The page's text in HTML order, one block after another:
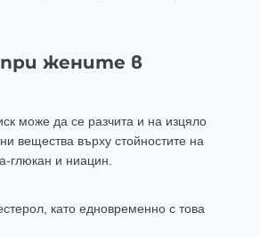
жените в
може да се разчита и на изцяло
вещества върху стойностите на
глюкан и ниацин.
като едновременно с това